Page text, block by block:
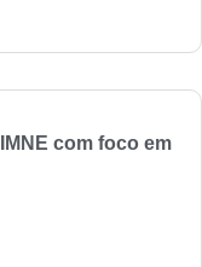
com foco em